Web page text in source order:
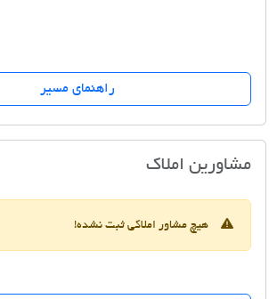
راهنمای مسیر
مشاورین املاکمشاورین مسکن میراژ
هیچ مشاور املاکی ثبت نشده!